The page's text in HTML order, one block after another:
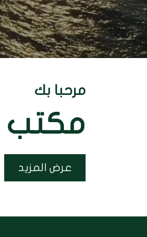
مرحبا بك
مكتب
عرض المزيد